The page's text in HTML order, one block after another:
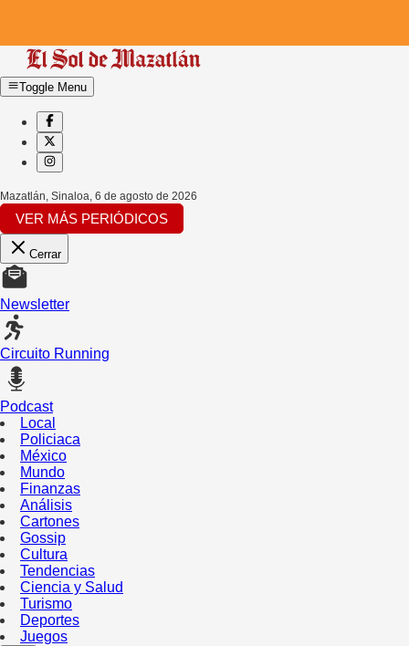
Toggle Menu
Mazatlán, Sinaloa, 6 de agosto de 2026
VER MÁS PERIÓDICOS
Cerrar
Newsletter
Circuito Running
Podcast
Local
Policiaca
México
Mundo
Finanzas
Análisis
Cartones
Gossip
Cultura
Tendencias
Ciencia y Salud
Turismo
Deportes
Juegos